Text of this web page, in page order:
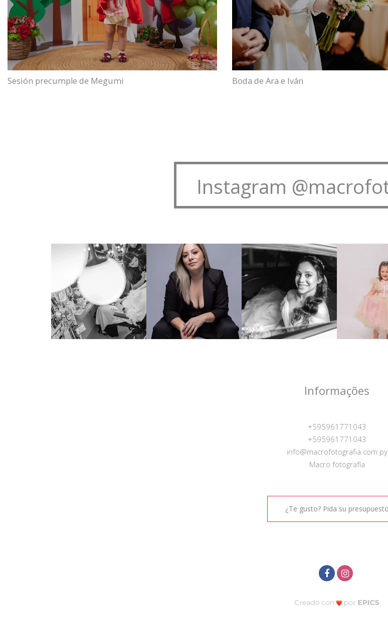
Sesión precumple de Megumi Boda de Ara e Iván
Instagram
Informações
+595961771043
+595961771043
info@macrofotografia.com.py
Macro fotografía
¿Te gusto? Pida su presupuesto